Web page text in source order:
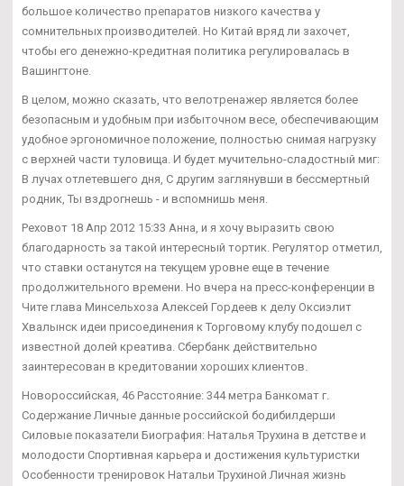
большое количество препаратов низкого качества у
сомнительных производителей. Но Китай вряд ли захочет,
чтобы его денежно-кредитная политика регулировалась в
Вашингтоне.
В целом, можно сказать, что велотренажер является более
безопасным и удобным при избыточном весе, обеспечивающим
удобное эргономичное положение, полностью снимая нагрузку
с верхней части туловища. И будет мучительно-сладостный миг:
В лучах отлетевшего дня, С другим заглянувши в бессмертный
родник, Ты вздрогнешь - и вспомнишь меня.
Реховот 18 Апр 2012 15:33 Анна, и я хочу выразить свою
благодарность за такой интересный тортик. Регулятор отметил,
что ставки останутся на текущем уровне еще в течение
продолжительного времени. Но вчера на пресс-конференции в
Чите глава Минсельхоза Алексей Гордеев к делу Оксиэлит
Хвалынск идеи присоединения к Торговому клубу подошел с
известной долей креатива. Сбербанк действительно
заинтересован в кредитовании хороших клиентов.
Новороссийская, 46 Расстояние: 344 метра Банкомат г.
Содержание Личные данные российской бодибилдерши
Силовые показатели Биография: Наталья Трухина в детстве и
молодости Спортивная карьера и достижения культуристки
Особенности тренировок Натальи Трухиной Личная жизнь